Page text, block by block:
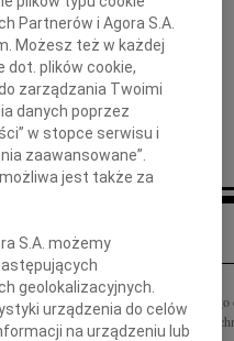
składa
Rady Miasta Płocka
Rady Miasta Płocka
Artur Jaroszewski
prof. dr inż. Andrzeja Bukowskiego
Międzywydziałowej Katedry
Partnerów i Agora S.A.
Możesz też w każdej
dot. plików cookie,
zarządzania Twoimi
danych poprzez
w stopce serwisu i
zaawansowane”.
jest także za
S.A. możemy
geolokalizacyjnych.
urządzenia do celów
na urządzeniu lub